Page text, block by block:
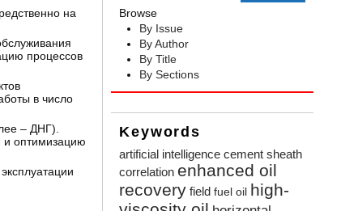
Browse
By Issue
By Author
By Title
By Sections
Keywords
artificial intelligence cement sheath
correlation enhanced oil
recovery field fuel oil high-
на
процессов
в число
– ДНГ).
и оптимизацию